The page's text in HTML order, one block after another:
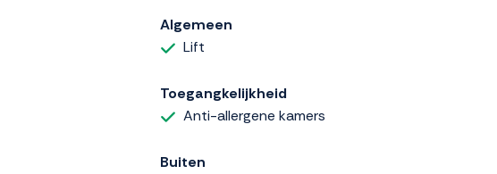
Algemeen
Lift
Toegangkelijkheid
Anti-allergene kamers
Buiten